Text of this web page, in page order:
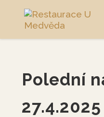
Polední
27.4.2025